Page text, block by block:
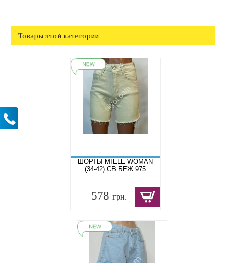
Товары этой категории
ШОРТЫ MIELE WOMAN
(34-42) СВ.БЕЖ 975
578 грн.